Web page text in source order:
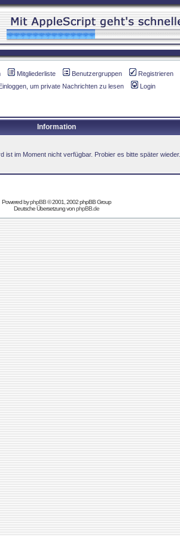
Mitgliederliste Benutzergruppen
Registrieren
um private Nachrichten zu lesen Login
Information
ist im Moment nicht verfügbar. Probier es bitte später wieder.
Powered byphpBB© 2001, 2002 phpBB Group
Deutsche Übersetzung vonphpBB.de